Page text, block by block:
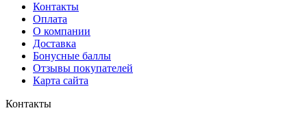
Контакты
Оплата
О компании
Доставка
Бонусные баллы
Отзывы покупателей
Карта сайта
Контакты